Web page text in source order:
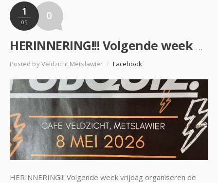
1
05
0
HERINNERING!!! Volgende week vrijdag organiseren de World Servants een Pubquiz in Café Veldzicht Me…
Posted by Veldzicht Metslawier / Facebook
HERINNERING!!! Volgende week vrijdag organiseren de